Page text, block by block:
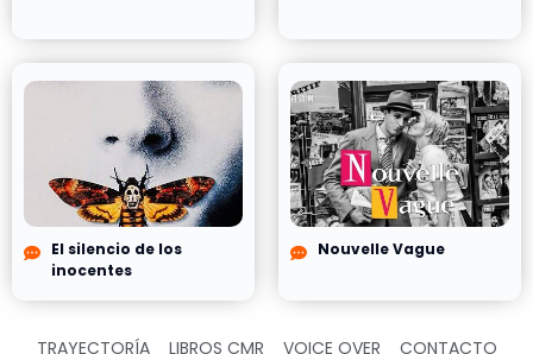
El silencio de los
inocentes
Nouvelle Vague
TRAYECTORÍA LIBROS CMR VOICE OVER CONTACTO